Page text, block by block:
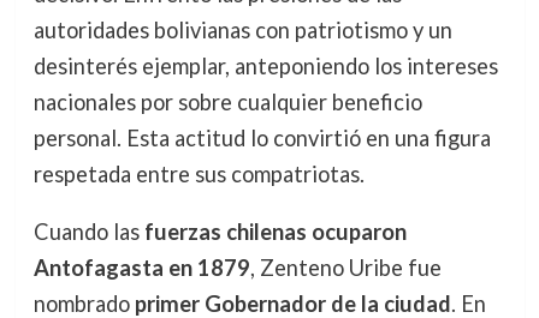
autoridades bolivianas con patriotismo y un
desinterés ejemplar, anteponiendo los intereses
nacionales por sobre cualquier beneficio
personal. Esta actitud lo convirtió en una figura
respetada entre sus compatriotas.
Cuando las fuerzas chilenas ocuparon
Antofagasta en 1879, Zenteno Uribe fue
nombrado primer Gobernador de la ciudad. En